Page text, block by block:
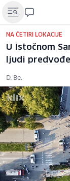
NA ČETIRI LOKACIJE
U Istočnom
ljudi
D. Be.